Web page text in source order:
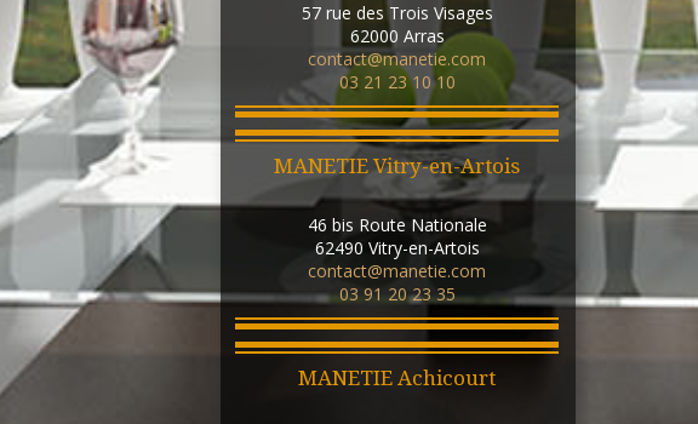
57 rue des Trois Visages
62000 Arras
contact@manetie.com
03 21 23 10 10
MANETIE Vitry-en-Artois
46 bis Route Nationale
62490 Vitry-en-Artois
contact@manetie.com
03 91 20 23 35
MANETIE Achicourt